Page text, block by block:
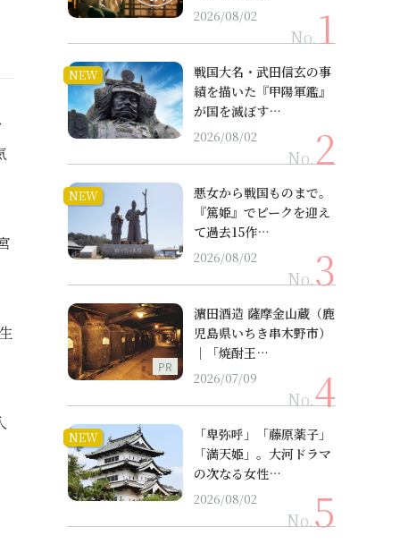
2026/08/02
No.
NEW
戦国大名・武田信玄の事
績を描いた『甲陽軍鑑』
が国を滅ぼす…
2026/08/02
No.
NEW
悪女から戦国ものまで。
『篤姫』でピークを迎え
て過去15作…
2026/08/02
No.
PR
濵田酒造 薩摩金山蔵（鹿
児島県いちき串木野市）
｜「焼酎王…
2026/07/09
No.
NEW
「卑弥呼」「藤原薬子」
「満天姫」。大河ドラマ
の次なる女性…
2026/08/02
No.